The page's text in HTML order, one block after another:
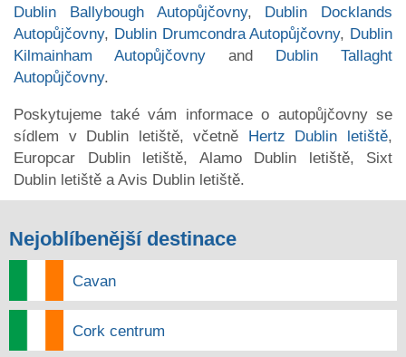
Dublin Ballybough Autopůjčovny, Dublin Docklands
Autopůjčovny, Dublin Drumcondra Autopůjčovny, Dublin
Kilmainham Autopůjčovny and Dublin Tallaght
Autopůjčovny.
Poskytujeme také vám informace o autopůjčovny se
sídlem v Dublin letiště, včetně Hertz Dublin letiště,
Europcar Dublin letiště, Alamo Dublin letiště, Sixt
Dublin letiště a Avis Dublin letiště.
Nejoblíbenější destinace
Cavan
Cork centrum